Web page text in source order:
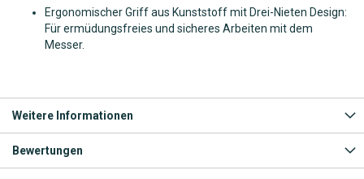
Ergonomischer Griff aus Kunststoff mit Drei-Nieten Design:
Für ermüdungsfreies und sicheres Arbeiten mit dem
Messer.
Weitere Informationen
Bewertungen